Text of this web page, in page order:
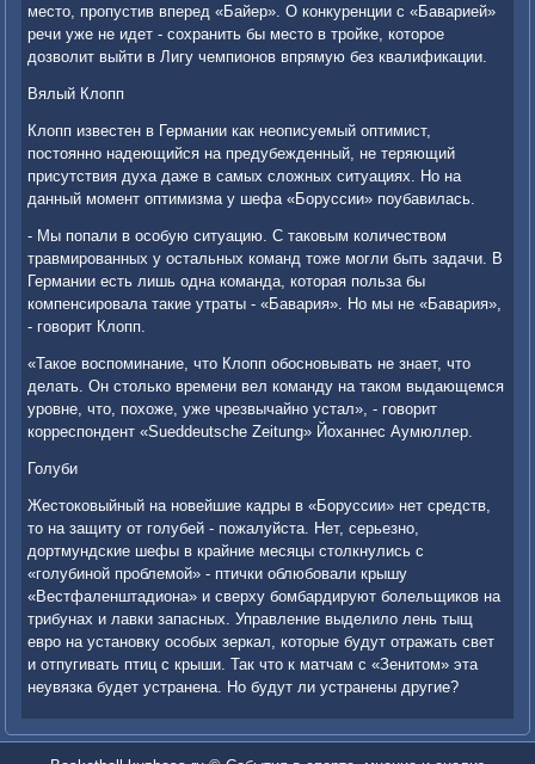
место, пропустив вперед «Байер». О конкуренции с «Баварией»
речи уже не идет - сохранить бы место в тройке, которое
дозволит выйти в Лигу чемпионов впрямую без квалификации.
Вялый Клопп
Клопп известен в Германии как неописуемый оптимист,
постоянно надеющийся на предубежденный, не теряющий
присутствия духа даже в самых сложных ситуациях. Но на
данный момент оптимизма у шефа «Боруссии» поубавилась.
- Мы попали в особую ситуацию. С таковым количеством
травмированных у остальных команд тоже могли быть задачи. В
Германии есть лишь одна команда, которая польза бы
компенсировала такие утраты - «Бавария». Но мы не «Бавария»,
- говорит Клопп.
«Такое воспоминание, что Клопп обосновывать не знает, что
делать. Он столько времени вел команду на таком выдающемся
уровне, что, похоже, уже чрезвычайно устал», - говорит
корреспондент «Sueddeutsche Zeitung» Йоханнес Аумюллер.
Голуби
Жестоковыйный на новейшие кадры в «Боруссии» нет средств,
то на защиту от голубей - пожалуйста. Нет, серьезно,
дортмундские шефы в крайние месяцы столкнулись с
«голубиной проблемой» - птички облюбовали крышу
«Вестфаленштадиона» и сверху бомбардируют болельщиков на
трибунах и лавки запасных. Управление выделило лень тыщ
евро на установку особых зеркал, которые будут отражать свет
и отпугивать птиц с крыши. Так что к матчам с «Зенитом» эта
неувязка будет устранена. Но будут ли устранены другие?